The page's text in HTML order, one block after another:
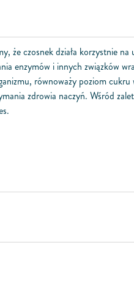
że czosnek działa korzystnie na
enzymów i innych związków
równoważy poziom cukru
zdrowia naczyń. Wśród